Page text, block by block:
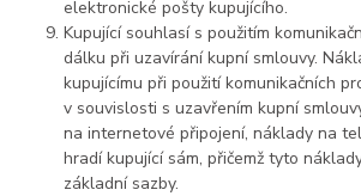
elektronické pošty kupujícího.
Kupující souhlasí s použitím
dálku při uzavírání kupní smlouvy.
kupujícímu při použití komunikačních
v souvislosti s uzavřením kupní
na internetové připojení, náklady na
hradí kupující sám, přičemž tyto
základní sazby.